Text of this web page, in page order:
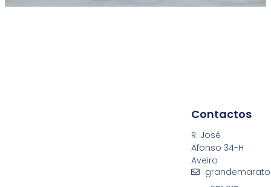
Contactos
R. José
Afonso 34-H
Aveiro